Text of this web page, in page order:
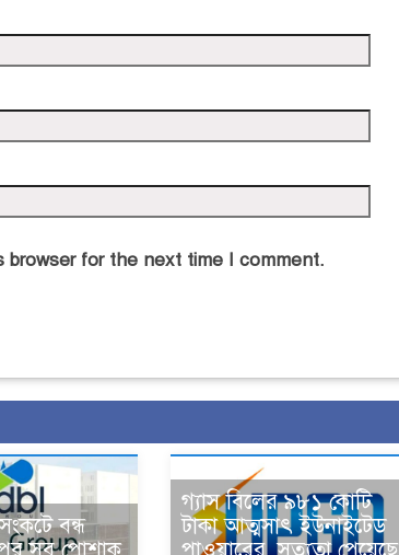
browser for the next time I comment.
বন্ধ
গ্যাস বিলের ৯৮১ কোটি
টাকা আত্মসাৎ ইউনাইটেড